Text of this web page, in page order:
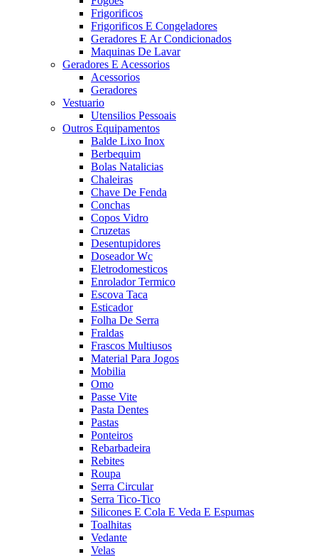
Frigorificos
Frigorificos E Congeladores
Geradores E Ar Condicionados
Maquinas De Lavar
Geradores E Acessorios
Acessorios
Geradores
Vestuario
Utensilios Pessoais
Outros Equipamentos
Balde Lixo Inox
Berbequim
Bolas Natalicias
Chaleiras
Chave De Fenda
Conchas
Copos Vidro
Cruzetas
Desentupidores
Doseador Wc
Eletrodomesticos
Enrolador Termico
Escova Taca
Esticador
Folha De Serra
Fraldas
Frascos Multiusos
Material Para Jogos
Mobilia
Omo
Passe Vite
Pasta Dentes
Pastas
Ponteiros
Rebarbadeira
Rebites
Roupa
Serra Circular
Serra Tico-Tico
Silicones E Cola E Veda E Espumas
Toalhitas
Vedante
Velas